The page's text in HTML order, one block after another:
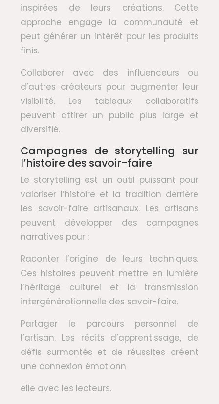
inspirées de leurs créations. Cette
approche engage la communauté et
peut générer un intérêt pour les produits
finis.
Collaborer avec des influenceurs ou
d’autres créateurs pour augmenter leur
visibilité. Les tableaux collaboratifs
peuvent attirer un public plus large et
diversifié.
Campagnes de storytelling sur
l’histoire des savoir-faire
Le storytelling est un outil puissant pour
valoriser l’histoire et la tradition derrière
les savoir-faire artisanaux. Les artisans
peuvent développer des campagnes
narratives pour :
Raconter l’origine de leurs techniques.
Ces histoires peuvent mettre en lumière
l’héritage culturel et la transmission
intergénérationnelle des savoir-faire.
Partager le parcours personnel de
l’artisan. Les récits d’apprentissage, de
défis surmontés et de réussites créent
une connexion émotionn
elle avec les lecteurs.